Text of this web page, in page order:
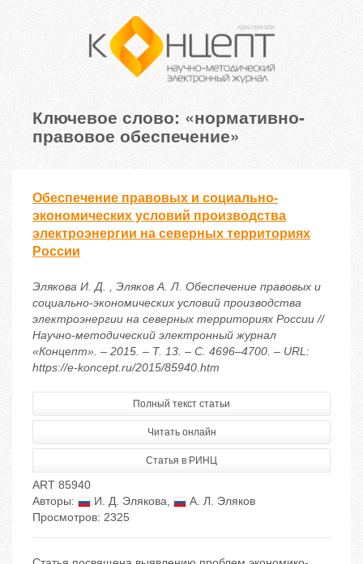
Ключевое слово: «нормативно-
правовое обеспечение»
Обеспечение правовых и социально-
экономических условий производства
электроэнергии на северных территориях
России
Элякова И. Д. , Эляков А. Л. Обеспечение правовых и
социально-экономических условий производства
электроэнергии на северных территориях России //
Научно-методический электронный журнал
«Концепт». – 2015. – Т. 13. – С. 4696–4700. – URL:
https://e-koncept.ru/2015/85940.htm
Полный текст статьи
Читать онлайн
Статья в РИНЦ
ART 85940
Авторы:
И. Д. Элякова,
А. Л. Эляков
Просмотров: 2325